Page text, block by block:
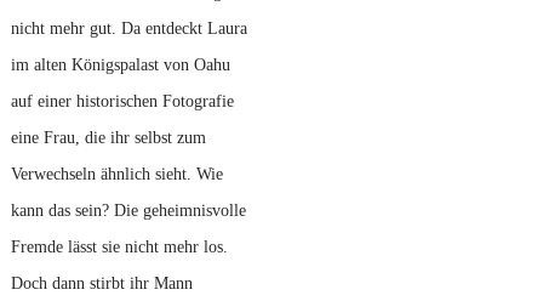
nicht mehr gut. Da entdeckt Laura
im alten Königspalast von Oahu
auf einer historischen Fotografie
eine Frau, die ihr selbst zum
Verwechseln ähnlich sieht. Wie
kann das sein? Die geheimnisvolle
Fremde lässt sie nicht mehr los.
Doch dann stirbt ihr Mann